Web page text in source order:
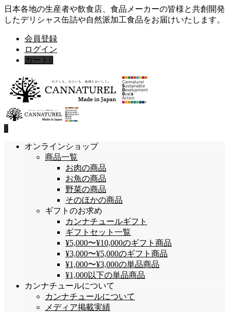
日本各地の生産者や飲食店、食品メーカーの皆様と共創開発
したデリシャス缶詰や自然派加工食品をお届けいたします。
会員登録
ログイン
カート 0
0
オンラインショップ
商品一覧
お肉の商品
お魚の商品
野菜の商品
そのほかの商品
ギフトのお求め
カンナチュールギフト
ギフトセット一覧
¥5,000〜¥10,000のギフト商品
¥3,000〜¥5,000のギフト商品
¥1,000〜¥3,000の単品商品
¥1,000以下の単品商品
カンナチュールについて
カンナチュールについて
メディア掲載実績